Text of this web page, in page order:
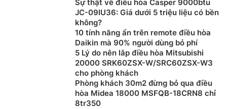
Sự thật về điều hòa Casper 9000btu
JC-09IU36: Giá dưới 5 triệu liệu có bền
không?
10 tính năng ẩn trên remote điều hòa
Daikin mà 90% người dùng bỏ phí
5 Lý do nên lắp điều hòa Mitsubishi
20000 SRK60ZSX-W/SRC60ZSX-W3
cho phòng khách
Phòng khách 30m2 đừng bỏ qua điều
hòa Midea 18000 MSFQB-18CRN8 chỉ
8tr350